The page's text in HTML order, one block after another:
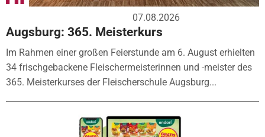
07.08.2026
Augsburg: 365. Meisterkurs
Im Rahmen einer großen Feierstunde am 6. August erhielten
34 frischgebackene Fleischermeisterinnen und -meister des
365. Meisterkurses der Fleischerschule Augsburg...